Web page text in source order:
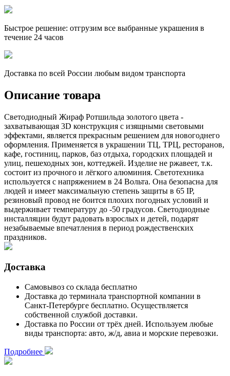
Быстрое решение: отгрузим все выбранные украшения в
течение 24 часов
Доставка по всей России любым видом транспорта
Описание товара
Светодиодный Жираф Ротшильда золотого цвета -
захватывающая 3D конструкция с изящными световыми
эффектами, является прекрасным решением для новогоднего
оформления. Применяется в украшении ТЦ, ТРЦ, ресторанов,
кафе, гостиниц, парков, баз отдыха, городских площадей и
улиц, пешеходных зон, коттеджей. Изделие не ржавеет, т.к.
состоит из прочного и лёгкого алюминия. Светотехника
используется с напряжением в 24 Вольта. Она безопасна для
людей и имеет максимальную степень защиты в 65 IP,
резиновый провод не боится плохих погодных условий и
выдерживает температуру до -50 градусов. Светодиодные
инсталляции будут радовать взрослых и детей, подарят
незабываемые впечатления в период рождественских
праздников.
Доставка
Самовывоз со склада бесплатно
Доставка до терминала транспортной компании в
Санкт-Петербурге бесплатно. Осуществляется
собственной службой доставки.
Доставка по России от трёх дней. Используем любые
виды транспорта: авто, ж/д, авиа и морские перевозки.
Подробнее